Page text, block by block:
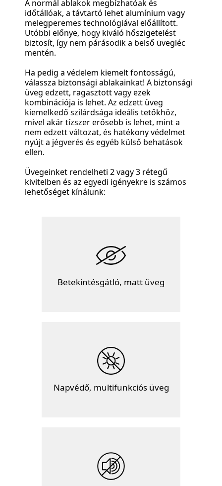
A normál ablakok megbízhatóak és
időtállóak, a távtartó lehet alumínium vagy
melegperemes technológiával előállított.
Utóbbi előnye, hogy kiváló hőszigetelést
biztosít, így nem párásodik a belső üvegléc
mentén.
Ha pedig a védelem kiemelt fontosságú,
válassza biztonsági ablakainkat! A biztonsági
üveg edzett, ragasztott vagy ezek
kombinációja is lehet. Az edzett üveg
kiemelkedő szilárdsága ideális tetőkhöz,
mivel akár tízszer erősebb is lehet, mint a
nem edzett változat, és hatékony védelmet
nyújt a jégverés és egyéb külső behatások
ellen.
Üvegeinket rendelheti 2 vagy 3 rétegű
kivitelben és az egyedi igényekre is számos
lehetőséget kínálunk:
Betekintésgátló, matt üveg
Napvédő, multifunkciós üveg